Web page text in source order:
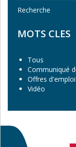
Recherche
MOTS CLES
Tous
Communiqué
Offres d'emploi
Vidéo